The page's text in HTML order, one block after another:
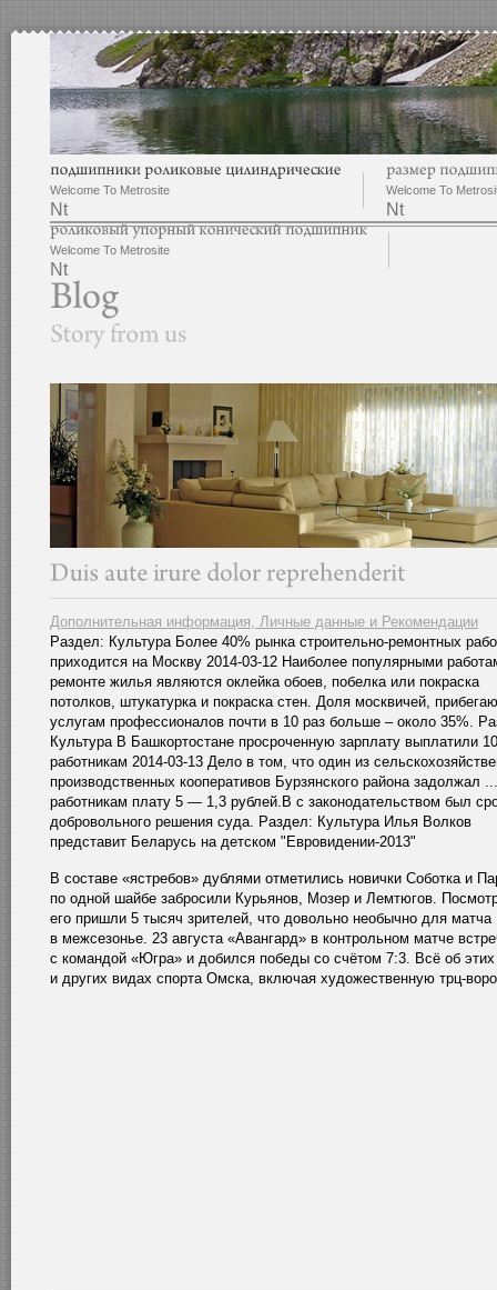
Welcome To Metrosite
Nt
Welcome To
Nt
Welcome To Metrosite
Nt
Дополнительная информация, Личные данные и Рекомендации
Раздел: Культура Более 40% рынка строительно-ремонтных
приходится на Москву 2014-03-12 Наиболее популярными
ремонте жилья являются оклейка обоев, побелка или покраска
потолков, штукатурка и покраска стен. Доля москвичей,
услугам профессионалов почти в 10 раз больше – около 35%.
Культура В Башкортостане просроченную зарплату выплатили
работникам 2014-03-13 Дело в том, что один из
производственных кооперативов Бурзянского района задолжал
работникам плату 5 — 1,3 рублей.В с законодательством был
добровольного решения суда. Раздел: Культура Илья Волков
представит Беларусь на детском "Евровидении-2013"
В составе «ястребов» дублями отметились новички Соботка и
по одной шайбе забросили Курьянов, Мозер и Лемтюгов.
его пришли 5 тысяч зрителей, что довольно необычно для матча
в межсезонье. 23 августа «Авангард» в контрольном матче
с командой «Югра» и добился победы со счётом 7:3. Всё об этих
и других видах спорта Омска, включая художественную трц-